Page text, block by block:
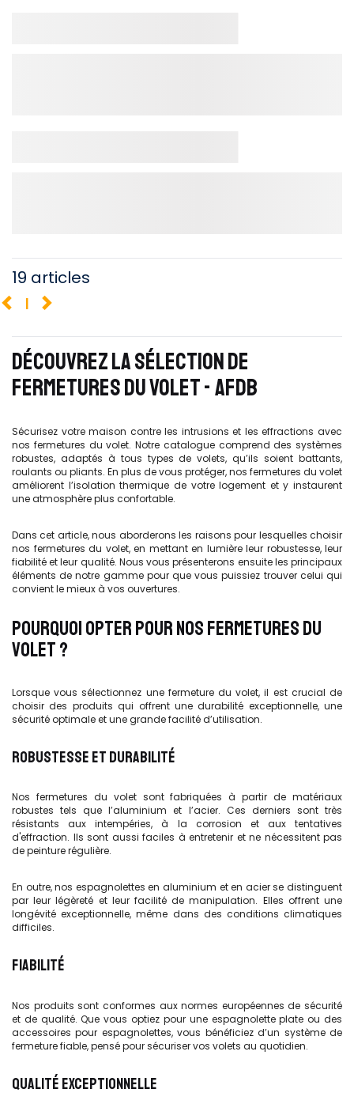
19 articles
1
DÉCOUVREZ LA SÉLECTION DE
FERMETURES DU VOLET - AFDB
Sécurisez votre maison contre les intrusions et les effractions avec
nos fermetures du volet. Notre catalogue comprend des systèmes
robustes, adaptés à tous types de volets, qu’ils soient battants,
roulants ou pliants. En plus de vous protéger, nos fermetures du volet
améliorent l’isolation thermique de votre logement et y instaurent
une atmosphère plus confortable.
Dans cet article, nous aborderons les raisons pour lesquelles choisir
nos fermetures du volet, en mettant en lumière leur robustesse, leur
fiabilité et leur qualité. Nous vous présenterons ensuite les principaux
éléments de notre gamme pour que vous puissiez trouver celui qui
convient le mieux à vos ouvertures.
POURQUOI OPTER POUR NOS FERMETURES DU
VOLET ?
Lorsque vous sélectionnez une fermeture du volet, il est crucial de
choisir des produits qui offrent une durabilité exceptionnelle, une
sécurité optimale et une grande facilité d’utilisation.
ROBUSTESSE ET DURABILITÉ
Nos fermetures du volet sont fabriquées à partir de matériaux
robustes tels que l’aluminium et l’acier. Ces derniers sont très
résistants aux intempéries, à la corrosion et aux tentatives
d'effraction. Ils sont aussi faciles à entretenir et ne nécessitent pas
de peinture régulière.
En outre, nos espagnolettes en aluminium et en acier se distinguent
par leur légèreté et leur facilité de manipulation. Elles offrent une
longévité exceptionnelle, même dans des conditions climatiques
difficiles.
FIABILITÉ
Nos produits sont conformes aux normes européennes de sécurité
et de qualité. Que vous optiez pour une espagnolette plate ou des
accessoires pour espagnolettes, vous bénéficiez d’un système de
fermeture fiable, pensé pour sécuriser vos volets au quotidien.
QUALITÉ EXCEPTIONNELLE